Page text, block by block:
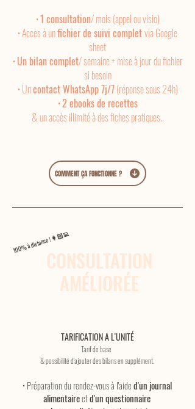
•1 consultation/ mois(appel ou visio)
• Accès à unfichier de suivi completvia Google
sheet
•Un bilan complet/ semaine + mise à jour du fichier
si besoin
• Uncontact WhatsApp 7j/7(réponse sous 24h)
•2 ebooks de recettes
& un accès illimité à des fiches pratiques..
COMMENT ÇA FONCTIONNE ?
100% à distance ! 👩🏻‍💻
CONSULTATION
AMÉLIORÉE
TARIFICATION A L'UNITÉ
Tarif de base
& possibilité d'ajouter des bilans en supplément.
• Préparation du rendez-vous à l'aided'un journal
alimentaireetd'un questionnaire